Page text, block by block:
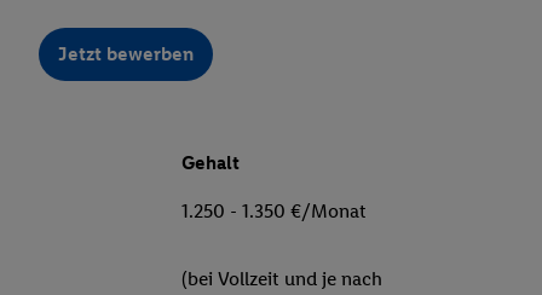
Jetzt bewerben
Gehalt
1.250 - 1.350 €/Monat
(bei Vollzeit und je nach